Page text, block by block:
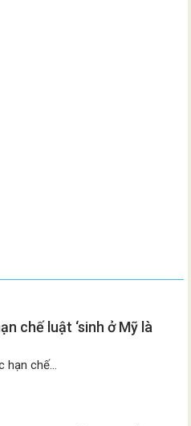
chế luật ‘sinh ở Mỹ là
hạn chế...